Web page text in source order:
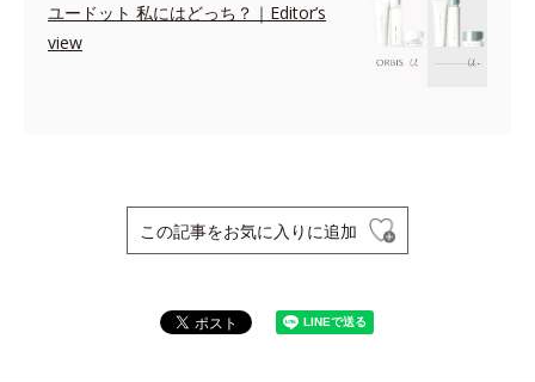
ユードット 私にはどっち？｜Editor’s
view
この記事をお気に入りに追加